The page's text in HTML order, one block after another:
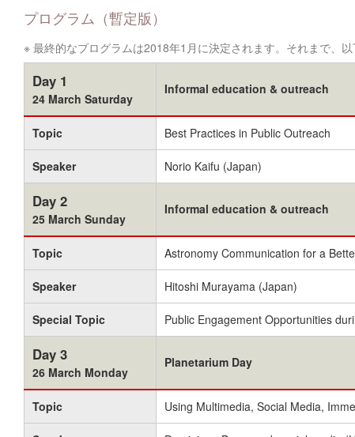
プログラム（暫定版）
※ 最終的なプログラムは2018年1月に決定されます。それまで、
Day 1
24 March Saturday
Informal education & outreach
Topic Best Practices in Public Outreach
Speaker Norio Kaifu (Japan)
Day 2
25 March Sunday
Informal education & outreach
Topic Astronomy Communication for a
Speaker Hitoshi Murayama (Japan)
Special Topic Public Engagement Opportunities
Day 3
26 March Monday
Planetarium Day
Topic Using Multimedia, Social Media,